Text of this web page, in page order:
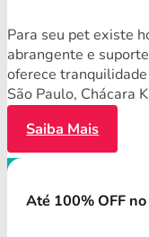
Para seu pet existe
abrangente e
oferece
São Paulo, Chácara
Saiba Mais
Até 100% OFF